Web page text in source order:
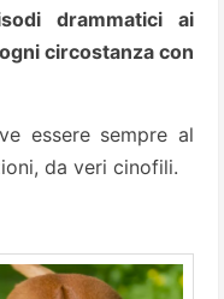
drammatici ai
circostanza con
essere sempre al
da veri cinofili.